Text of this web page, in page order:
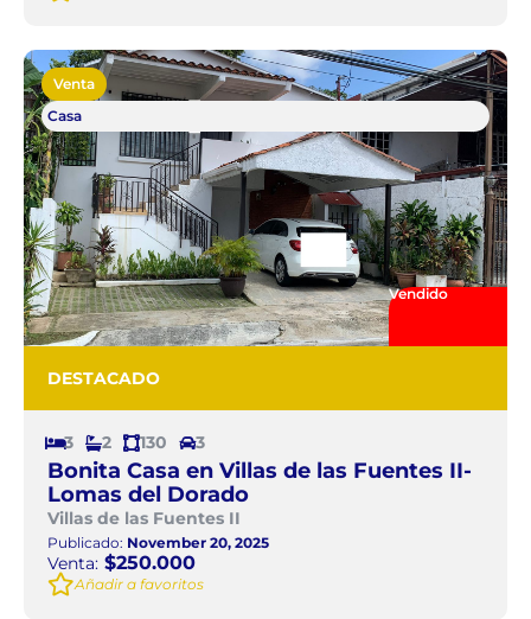
Venta
Casa
Vendido
DESTACADO
3 2 130 3
Bonita Casa en Villas de las Fuentes II-
Lomas del Dorado
Villas de las Fuentes II
Publicado: November 20, 2025
Venta: $250.000
Añadir a favoritos